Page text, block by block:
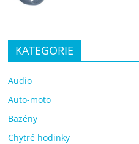
KATEGORIE
Audio
Auto-moto
Bazény
Chytré hodinky